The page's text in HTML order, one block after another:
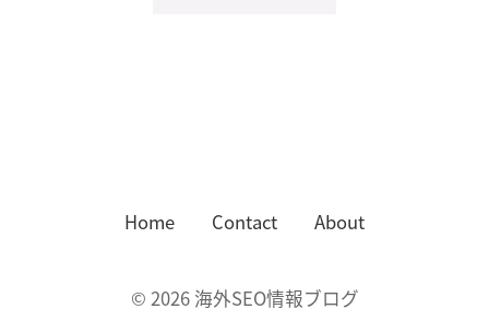
別
Home Contact About
© 2026 海外SEO情報ブログ